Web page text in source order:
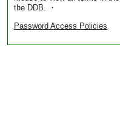
the DDB. ・
Password Access Policies